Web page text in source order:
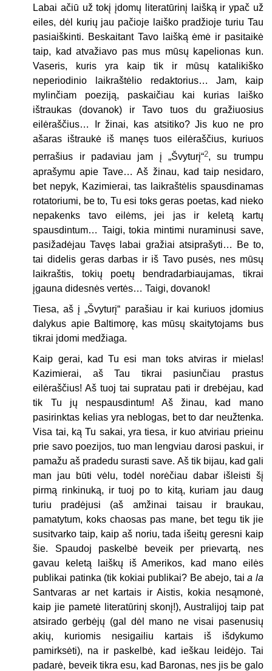
Labai ačiū už tokį įdomų literatūrinį laišką ir ypač už
eiles, dėl kurių jau pačioje laiško pradžioje turiu Tau
pasiaiškinti. Beskaitant Tavo laišką ėmė ir pasitaikė
taip, kad atvažiavo pas mus mūsų kapelionas kun.
Vaseris, kuris yra kaip tik ir mūsų katalikiško
neperiodinio laikraštėlio redaktorius… Jam, kaip
mylinčiam poeziją, paskaičiau kai kurias laiško
ištraukas (dovanok) ir Tavo tuos du gražiuosius
eilėraščius… Ir žinai, kas atsitiko? Jis kuo ne pro
ašaras ištraukė iš manęs tuos eilėraščius, kuriuos
perrašius ir padaviau jam į „Švyturį“2, su trumpu
aprašymu apie Tave… Aš žinau, kad taip nesidaro,
bet nepyk, Kazimierai, tas laikraštėlis spausdinamas
rotatoriumi, be to, Tu esi toks geras poetas, kad nieko
nepakenks tavo eilėms, jei jas ir keletą kartų
spausdintum… Taigi, tokia mintimi nuraminusi save,
pasižadėjau Tavęs labai gražiai atsiprašyti… Be to,
tai didelis geras darbas ir iš Tavo pusės, nes mūsų
laikraštis, tokių poetų bendradarbiaujamas, tikrai
įgauna didesnės vertės… Taigi, dovanok!
Tiesa, aš į „Švyturį“ parašiau ir kai kuriuos įdomius
dalykus apie Baltimorę, kas mūsų skaitytojams bus
tikrai įdomi medžiaga.
Kaip gerai, kad Tu esi man toks atviras ir mielas!
Kazimierai, aš Tau tikrai pasiunčiau prastus
eilėraščius! Aš tuoj tai supratau pati ir drebėjau, kad
tik Tu jų nespausdintum! Aš žinau, kad mano
pasirinktas kelias yra neblogas, bet to dar neužtenka.
Visa tai, ką Tu sakai, yra tiesa, ir kuo atviriau prieinu
prie savo poezijos, tuo man lengviau darosi paskui, ir
pamažu aš pradedu surasti save. Aš tik bijau, kad gali
man jau būti vėlu, todėl norėčiau dabar išleisti šį
pirmą rinkinuką, ir tuoj po to kitą, kuriam jau daug
turiu pradėjusi (aš amžinai taisau ir braukau,
pamatytum, koks chaosas pas mane, bet tegu tik jie
susitvarko taip, kaip aš noriu, tada išeitų geresni kaip
šie. Spaudoj paskelbė beveik per prievartą, nes
gavau keletą laiškų iš Amerikos, kad mano eilės
publikai patinka (tik kokiai publikai? Be abejo, taia la
Santvaras ar net kartais ir Aistis, kokia nesąmonė,
kaip jie pametė literatūrinį skonį!), Australijoj taip pat
atsirado gerbėjų (gal dėl mano ne visai pasenusių
akių, kuriomis nesigailiu kartais iš išdykumo
pamirksėti), na ir paskelbė, kad ieškau leidėjo. Tai
padarė, beveik tikra esu, kad Baronas, nes jis be galo